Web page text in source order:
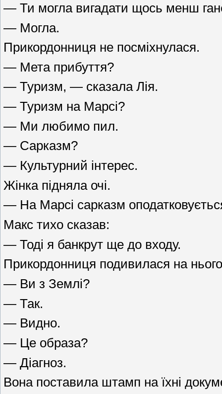
— Ти могла вигадати щось менш
— Могла.
Прикордонниця не посміхнулася.
— Мета прибуття?
— Туризм, — сказала Лія.
— Туризм на Марсі?
— Ми любимо пил.
— Сарказм?
— Культурний інтерес.
Жінка підняла очі.
— На Марсі сарказм
Макс тихо сказав:
— Тоді я банкрут ще до входу.
Прикордонниця подивилася на
— Ви з Землі?
— Так.
— Видно.
— Це образа?
— Діагноз.
Вона поставила штамп на їхні